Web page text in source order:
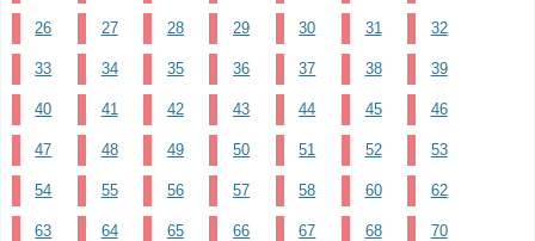
26 27 28 29 30 31 32
33 34 35 36 37 38 39
40 41 42 43 44 45 46
47 48 49 50 51 52 53
54 55 56 57 58 60 62
63 64 65 66 67 68 70